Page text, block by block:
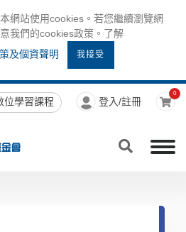
網站使用cookies。若您繼續瀏覽網
我們的cookies政策。了解
及個資聲明
我接受
位學習課程 登入/註冊
0